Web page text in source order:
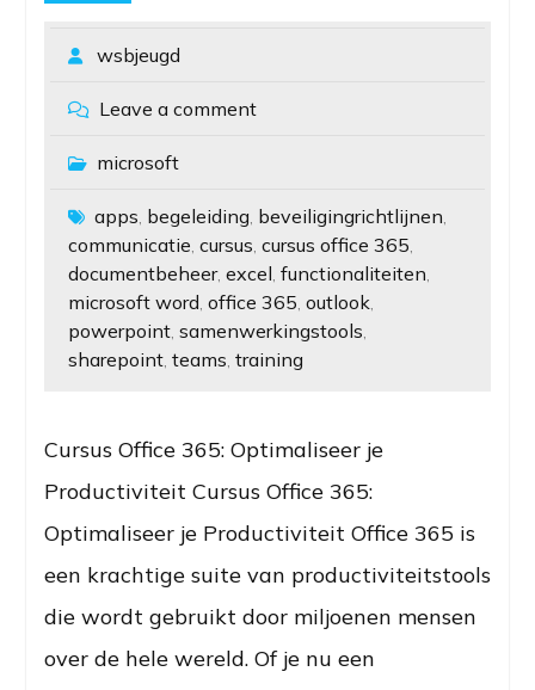
wsbjeugd
Leave a comment
microsoft
apps, begeleiding, beveiligingrichtlijnen,
communicatie, cursus, cursus office 365,
documentbeheer, excel, functionaliteiten,
microsoft word, office 365, outlook,
powerpoint, samenwerkingstools,
sharepoint, teams, training
Cursus Office 365: Optimaliseer je
Productiviteit Cursus Office 365:
Optimaliseer je Productiviteit Office 365 is
een krachtige suite van productiviteitstools
die wordt gebruikt door miljoenen mensen
over de hele wereld. Of je nu een